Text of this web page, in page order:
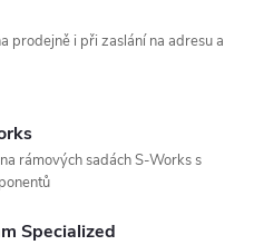
prodejně i při zaslání na adresu a
rámových sadách S-Works s
Specialized